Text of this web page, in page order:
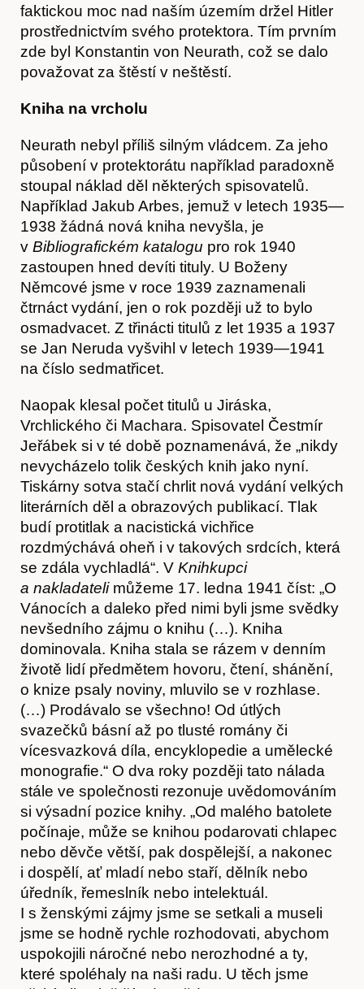
faktickou moc nad naším územím držel Hitler
prostřednictvím svého protektora. Tím prvním
zde byl Konstantin von Neurath, což se dalo
považovat za štěstí v neštěstí.
Kniha na vrcholu
Neurath nebyl příliš silným vládcem. Za jeho
působení v protektorátu například paradoxně
stoupal náklad děl některých spisovatelů.
Například Jakub Arbes, jemuž v letech 1935—
1938 žádná nová kniha nevyšla, je
v Bibliografickém katalogu pro rok 1940
zastoupen hned devíti tituly. U Boženy
Němcové jsme v roce 1939 zaznamenali
čtrnáct vydání, jen o rok později už to bylo
osmadvacet. Z třinácti titulů z let 1935 a 1937
se Jan Neruda vyšvihl v letech 1939—1941
na číslo sedmatřicet.
Naopak klesal počet titulů u Jiráska,
Vrchlického či Machara. Spisovatel Čestmír
Jeřábek si v té době poznamenává, že „nikdy
nevycházelo tolik českých knih jako nyní.
Tiskárny sotva stačí chrlit nová vydání velkých
literárních děl a obrazových publikací. Tlak
budí protitlak a nacistická vichřice
rozdmýchává oheň i v takových srdcích, která
se zdála vychladlá“. V Knihkupci
a nakladatelimůžeme 17. ledna 1941 číst: „O
Vánocích a daleko před nimi byli jsme svědky
nevšedního zájmu o knihu (…). Kniha
dominovala. Kniha stala se rázem v denním
životě lidí předmětem hovoru, čtení, shánění,
o knize psaly noviny, mluvilo se v rozhlase.
(…) Prodávalo se všechno! Od útlých
svazečků básní až po tlusté romány či
vícesvazková díla, encyklopedie a umělecké
monografie.“ O dva roky později tato nálada
stále ve společnosti rezonuje uvědomováním
si výsadní pozice knihy. „Od malého batolete
počínaje, může se knihou podarovati chlapec
nebo děvče větší, pak dospělejší, a nakonec
i dospělí, ať mladí nebo staří, dělník nebo
úředník, řemeslník nebo intelektuál.
I s ženskými zájmy jsme se setkali a museli
jsme se hodně rychle rozhodovati, abychom
uspokojili náročné nebo nerozhodné a ty,
které spoléhaly na naši radu. U těch jsme